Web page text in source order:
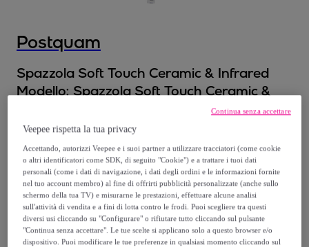
Postquam
Spazzola Soft Touch Ceramic & Infrared
Modello: Spazzola Soft Touch Ceramic &
23,99 €
34,90 €
-31%
Recupero del tuo vecchio prodotto possibile,
Veepee rispetta la tua privacy
Accettando, autorizzi Veepee e i suoi partner a utilizzare tracciatori (come cookie
o altri identificatori come SDK, di seguito "Cookie") e a trattare i tuoi dati
personali (come i dati di navigazione, i dati degli ordini e le informazioni fornite
nel tuo account membro) al fine di offrirti pubblicità personalizzate (anche sullo
schermo della tua TV) e misurarne le prestazioni, effettuare alcune analisi
sull'attività di vendita e a fini di lotta contro le frodi. Puoi scegliere tra questi
diversi usi cliccando su "Configurare" o rifiutare tutto cliccando sul pulsante
"Continua senza accettare". Le tue scelte si applicano solo a questo browser e/o
dispositivo. Puoi modificare le tue preferenze in qualsiasi momento cliccando sul
Continua senza accettare